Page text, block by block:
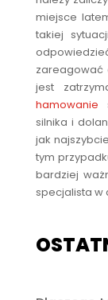
miejsce
takiej
zareagować
jest
hamowanie
silnika i
jak
tym
bardziej
specjalista w